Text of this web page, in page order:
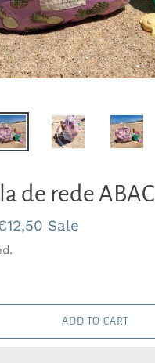
de rede
Sale
ADD TO CART